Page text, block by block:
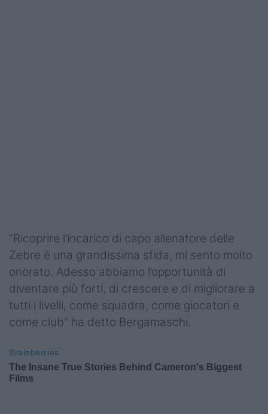
“Ricoprire l’incarico di capo allenatore delle
Zebre è una grandissima sfida, mi sento molto
onorato. Adesso abbiamo l’opportunità di
diventare più forti, di crescere e di migliorare a
tutti i livelli, come squadra, come giocatori e
come club” ha detto Bergamaschi.